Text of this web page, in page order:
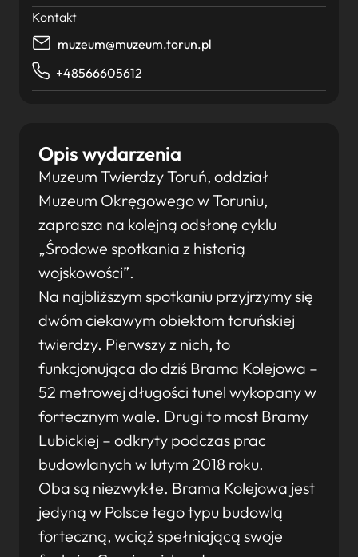
Opis wydarzenia
Muzeum Twierdzy Toruń, oddział
Muzeum Okręgowego w Toruniu,
zaprasza na kolejną odsłonę cyklu
„Środowe spotkania z historią
wojskowości”.
Na najbliższym spotkaniu przyjrzymy się
dwóm ciekawym obiektom toruńskiej
twierdzy. Pierwszy z nich, to
funkcjonująca do dziś Brama Kolejowa –
52 metrowej długości tunel wykopany w
fortecznym wale. Drugi to most Bramy
Lubickiej – odkryty podczas prac
budowlanych w lutym 2018 roku.
Oba są niezwykłe. Brama Kolejowa jest
jedyną w Polsce tego typu budowlą
forteczną, wciąż spełniającą swoje
Kontakt
muzeum@muzeum.torun.pl
+48566605612